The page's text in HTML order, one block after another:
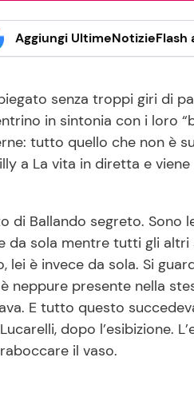
Aggiungi
senza troppi giri di
in sintonia con i loro
tutto quello che non è
a La vita in diretta e
di Ballando segreto. Sono
da sola mentre tutti gli
lei è invece da sola. Si
neppure presente nella
E tutto questo
dopo l’esibizione.
il vaso.